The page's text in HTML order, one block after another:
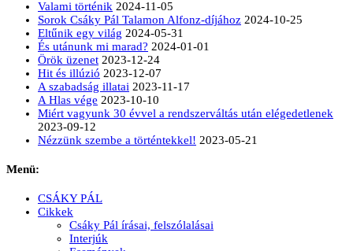
Valami történik 2024-11-05
Sorok Csáky Pál Talamon Alfonz-díjához 2024-10-25
Eltűnik egy világ 2024-05-31
És utánunk mi marad? 2024-01-01
Örök üzenet 2023-12-24
Hit és illúzió 2023-12-07
A szabadság illatai 2023-11-17
A Hlas vége 2023-10-10
Miért vagyunk 30 évvel a rendszerváltás után elégedetlenek
2023-09-12
Nézzünk szembe a történtekkel! 2023-05-21
Menü:
CSÁKY PÁL
Cikkek
Csáky Pál írásai, felszólalásai
Interjúk